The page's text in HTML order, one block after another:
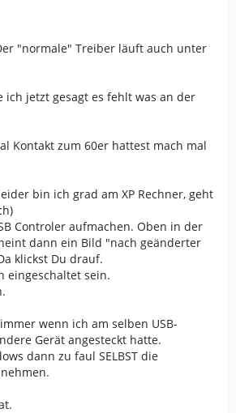
"normale" Treiber läuft auch unter
ich jetzt gesagt es fehlt was an der
Kontakt zum 60er hattest mach mal
bin ich grad am XP Rechner, geht
Controler aufmachen. Oben in der
dann ein Bild "nach geänderter
klickst Du drauf.
eingeschaltet sein.
wenn ich am selben USB-
Gerät angesteckt hatte.
dann zu faul SELBST die